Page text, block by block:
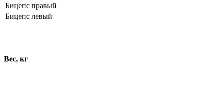
Бицепс правый
Бицепс левый
Вес, кг